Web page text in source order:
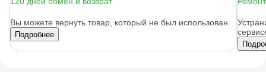
Вы можете вернуть товар, который не был использован
Подробнее